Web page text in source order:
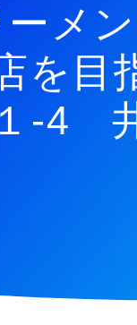
メ
を目
-4